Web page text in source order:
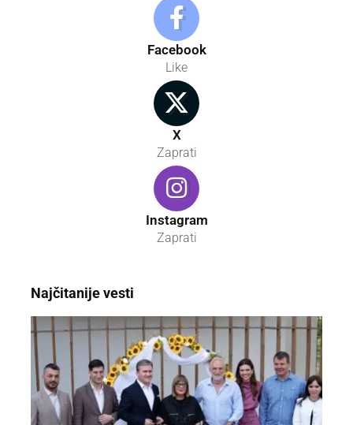
Facebook
Like
X
Zaprati
Instagram
Zaprati
Najčitanije vesti